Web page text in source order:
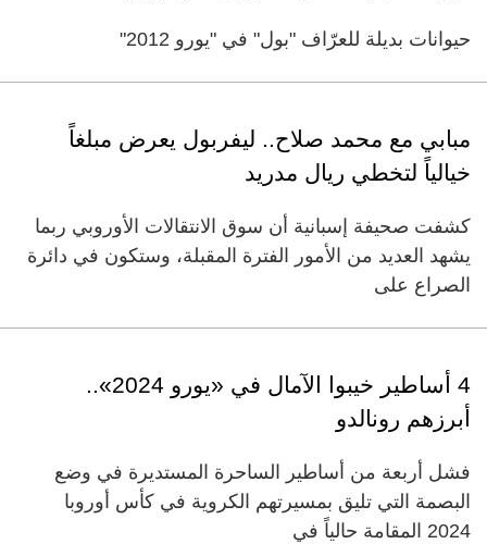
حيوانات بديلة للعرّاف "بول" في "يورو 2012"
مبابي مع محمد صلاح.. ليفربول يعرض مبلغاً
خيالياً لتخطي ريال مدريد
كشفت صحيفة إسبانية أن سوق الانتقالات الأوروبي ربما
يشهد العديد من الأمور الفترة المقبلة، وستكون في دائرة
الصراع على
4 أساطير خيبوا الآمال في «يورو 2024»..
أبرزهم رونالدو
فشل أربعة من أساطير الساحرة المستديرة في وضع
البصمة التي تليق بمسيرتهم الكروية في كأس أوروبا
2024 المقامة حالياً في